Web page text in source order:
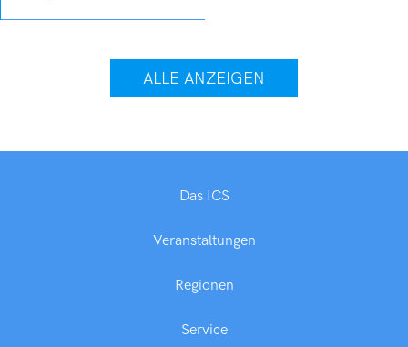
ALLE ANZEIGEN
Das ICS
Veranstaltungen
Regionen
Service